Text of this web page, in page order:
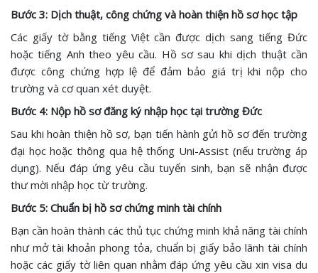
Bước 3: Dịch thuật, công chứng và hoàn thiện hồ sơ học tập
Các giấy tờ bằng tiếng Việt cần được dịch sang tiếng Đức
hoặc tiếng Anh theo yêu cầu. Hồ sơ sau khi dịch thuật cần
được công chứng hợp lệ để đảm bảo giá trị khi nộp cho
trường và cơ quan xét duyệt.
Bước 4: Nộp hồ sơ đăng ký nhập học tại trường Đức
Sau khi hoàn thiện hồ sơ, bạn tiến hành gửi hồ sơ đến trường
đại học hoặc thông qua hệ thống Uni-Assist (nếu trường áp
dụng). Nếu đáp ứng yêu cầu tuyển sinh, bạn sẽ nhận được
thư mời nhập học từ trường.
Bước 5: Chuẩn bị hồ sơ chứng minh tài chính
Bạn cần hoàn thành các thủ tục chứng minh khả năng tài chính
như mở tài khoản phong tỏa, chuẩn bị giấy bảo lãnh tài chính
hoặc các giấy tờ liên quan nhằm đáp ứng yêu cầu xin visa du